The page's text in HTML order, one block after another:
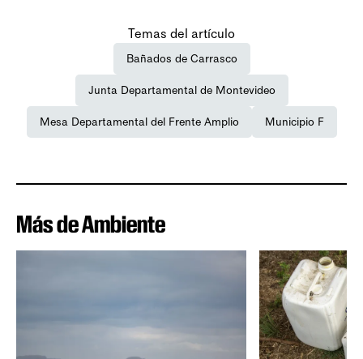
Temas del artículo
Bañados de Carrasco
Junta Departamental de Montevideo
Mesa Departamental del Frente Amplio Municipio F
Más de Ambiente